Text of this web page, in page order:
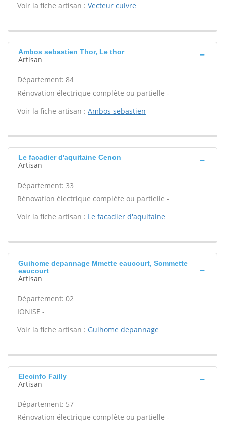
Voir la fiche artisan : Vecteur cuivre
Ambos sebastien Thor, Le thor
Artisan
Département: 84
Rénovation électrique complète ou partielle -
Voir la fiche artisan : Ambos sebastien
Le facadier d'aquitaine Cenon
Artisan
Département: 33
Rénovation électrique complète ou partielle -
Voir la fiche artisan : Le facadier d'aquitaine
Guihome depannage Mmette eaucourt, Sommette
eaucourt
Artisan
Département: 02
IONISE -
Voir la fiche artisan : Guihome depannage
Elecinfo Failly
Artisan
Département: 57
Rénovation électrique complète ou partielle -